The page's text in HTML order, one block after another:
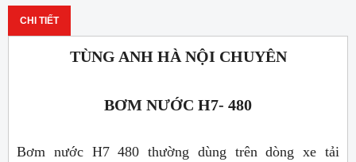
CHI TIẾT
TÙNG ANH HÀ NỘI CHUYÊN
BƠM NƯỚC H7- 480
Bơm nước H7 480 thường dùng trên dòng xe tải